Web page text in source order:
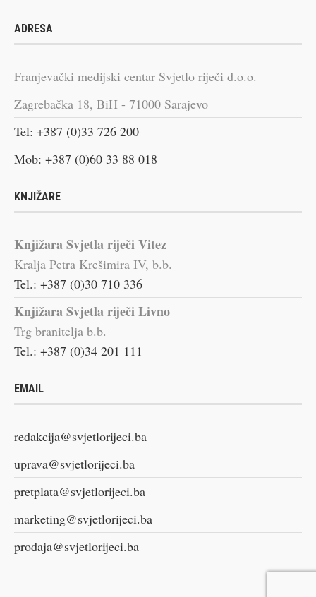
ADRESA
Franjevački medijski centar Svjetlo riječi d.o.o.
Zagrebačka 18, BiH - 71000 Sarajevo
Tel: +387 (0)33 726 200
Mob: +387 (0)60 33 88 018
KNJIŽARE
Knjižara Svjetla riječi Vitez
Kralja Petra Krešimira IV, b.b.
Tel.: +387 (0)30 710 336
Knjižara Svjetla riječi Livno
Trg branitelja b.b.
Tel.: +387 (0)34 201 111
EMAIL
redakcija@svjetlorijeci.ba
uprava@svjetlorijeci.ba
pretplata@svjetlorijeci.ba
marketing@svjetlorijeci.ba
prodaja@svjetlorijeci.ba